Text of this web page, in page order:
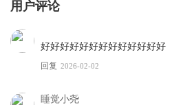
用户评论
好好好好好好好好好好好好好
回复 2026-02-02
睡觉小尧